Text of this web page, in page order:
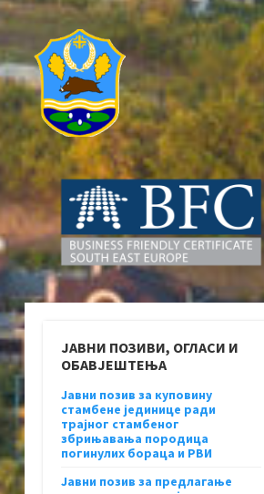
ЈАВНИ ПОЗИВИ, ОГЛАСИ И
ОБАВЈЕШТЕЊА
Јавни позив за куповину
стамбене јединице ради
трајног стамбеног
збрињавања породица
погинулих бораца и РВИ
Јавни позив за предлагање